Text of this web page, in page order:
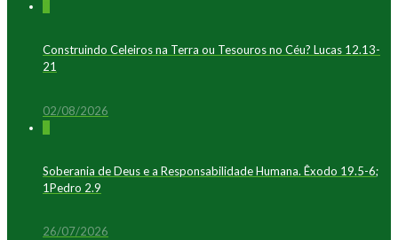
Construindo Celeiros na Terra ou Tesouros no Céu? Lucas 12.13-
21
02/08/2026
Soberania de Deus e a Responsabilidade Humana. Êxodo 19.5-6;
1Pedro 2.9
26/07/2026